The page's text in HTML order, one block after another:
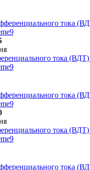
тока
тока